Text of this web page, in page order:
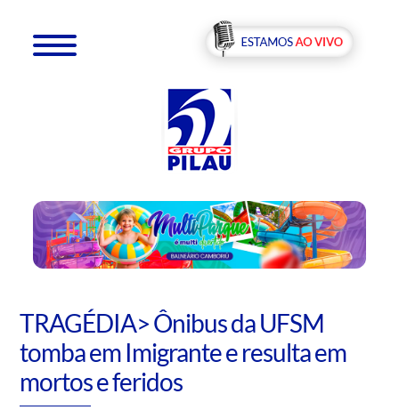
TRAGÉDIA> Ônibus da UFSM
tomba em Imigrante e resulta em
mortos e feridos